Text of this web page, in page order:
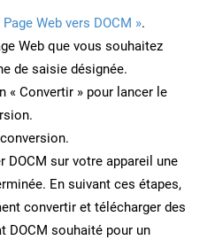
Page Web vers DOCM ».
Web que vous souhaitez
de saisie désignée.
« Convertir » pour lancer le
DOCM sur votre appareil une
En suivant ces étapes,
convertir et télécharger des
DOCM souhaité pour un